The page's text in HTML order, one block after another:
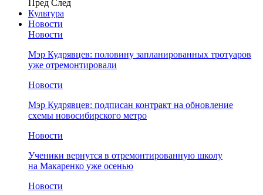
Пред След
Культура
Новости
Новости
Мэр Кудрявцев: половину запланированных тротуаров
уже отремонтировали
Новости
Мэр Кудрявцев: подписан контракт на обновление
схемы новосибирского метро
Новости
Ученики вернутся в отремонтированную школу
на Макаренко уже осенью
Новости